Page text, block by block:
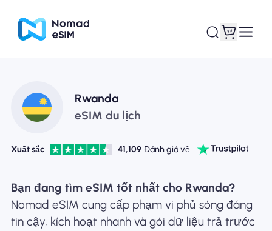
Đăng nhập Đăng
ký
Kế hoạch mua sắm
Rwanda
eSIM du lịch
Xuất sắc 41,109 Đánh giá về
Bạn đang tìm eSIM tốt nhất cho Rwanda?
Nomad eSIM cung cấp phạm vi phủ sóng đáng
tin cậy, kích hoạt nhanh và gói dữ liệu trả trước